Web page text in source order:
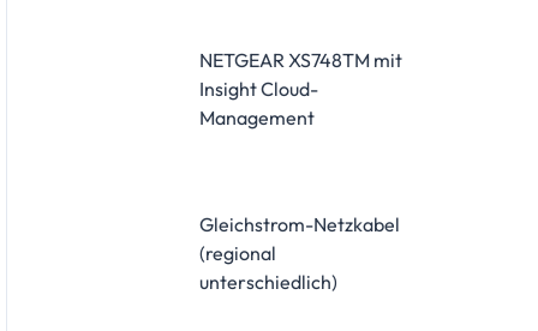
NETGEAR XS748TM mit
Insight Cloud-
Management
Gleichstrom-Netzkabel
(regional
unterschiedlich)